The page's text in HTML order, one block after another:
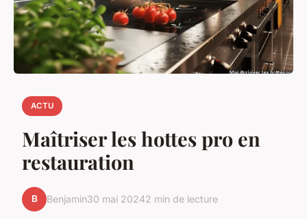
ACTU
Maîtriser les hottes pro en
restauration
B Benjamin30 mai 20242 min de lecture